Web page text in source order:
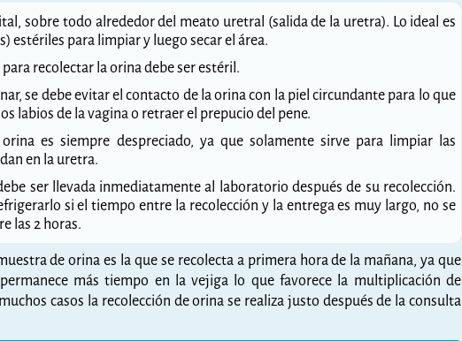
sobre todo alrededor del meato uretral (salida de la uretra). Lo ideal es
estériles para limpiar y luego secar el área.
recolectar la orina debe ser estéril.
se debe evitar el contacto de la orina con la piel circundante para lo que
labios de la vagina o retraer el prepucio del pene.
es siempre despreciado, ya que solamente sirve para limpiar las
en la uretra.
ser llevada inmediatamente al laboratorio después de su recolección.
si el tiempo entre la recolección y la entrega es muy largo, no se
las 2 horas.
de orina es la que se recolecta a primera hora de la mañana, ya que
más tiempo en la vejiga lo que favorece la multiplicación de
casos la recolección de orina se realiza justo después de la consulta